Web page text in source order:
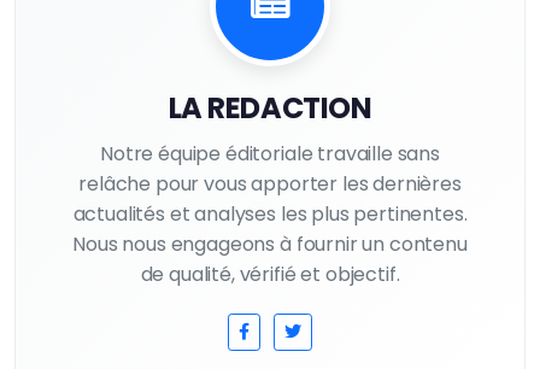
LA REDACTION
Notre équipe éditoriale travaille sans
relâche pour vous apporter les dernières
actualités et analyses les plus pertinentes.
Nous nous engageons à fournir un contenu
de qualité, vérifié et objectif.